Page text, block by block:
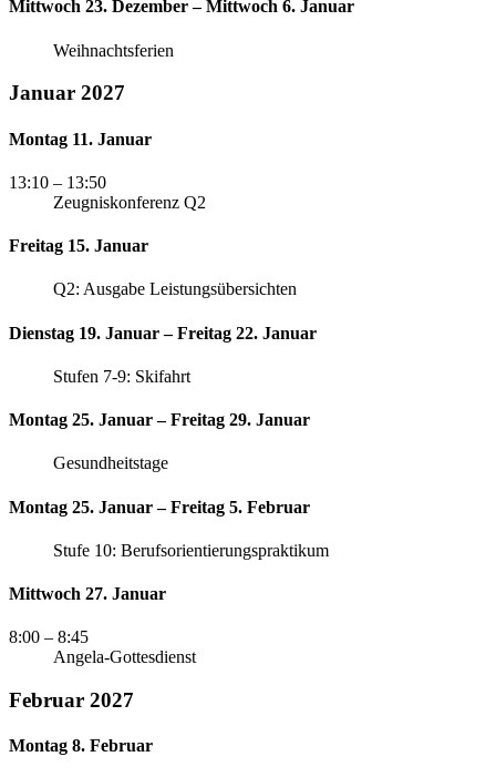
Mittwoch 23. Dezember – Mittwoch 6. Januar
Weihnachtsferien
Januar 2027
Montag 11. Januar
13:10 – 13:50
Zeugniskonferenz Q2
Freitag 15. Januar
Q2: Ausgabe Leistungsübersichten
Dienstag 19. Januar – Freitag 22. Januar
Stufen 7-9: Skifahrt
Montag 25. Januar – Freitag 29. Januar
Gesundheitstage
Montag 25. Januar – Freitag 5. Februar
Stufe 10: Berufsorientierungspraktikum
Mittwoch 27. Januar
8:00 – 8:45
Angela-Gottesdienst
Februar 2027
Montag 8. Februar